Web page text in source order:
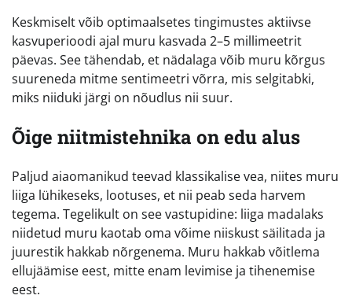
Keskmiselt võib optimaalsetes tingimustes aktiivse
kasvuperioodi ajal muru kasvada 2–5 millimeetrit
päevas. See tähendab, et nädalaga võib muru kõrgus
suureneda mitme sentimeetri võrra, mis selgitabki,
miks niiduki järgi on nõudlus nii suur.
Õige niitmistehnika on edu alus
Paljud aiaomanikud teevad klassikalise vea, niites muru
liiga lühikeseks, lootuses, et nii peab seda harvem
tegema. Tegelikult on see vastupidine: liiga madalaks
niidetud muru kaotab oma võime niiskust säilitada ja
juurestik hakkab nõrgenema. Muru hakkab võitlema
ellujäämise eest, mitte enam levimise ja tihenemise
eest.